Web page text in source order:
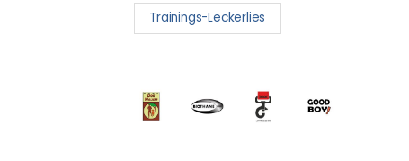
Trainings-Leckerlies